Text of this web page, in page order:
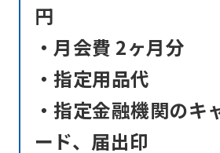
円
・月会費 2ヶ月分
・指定用品代
・指定金融機関のキ
ード、届出印
before
the